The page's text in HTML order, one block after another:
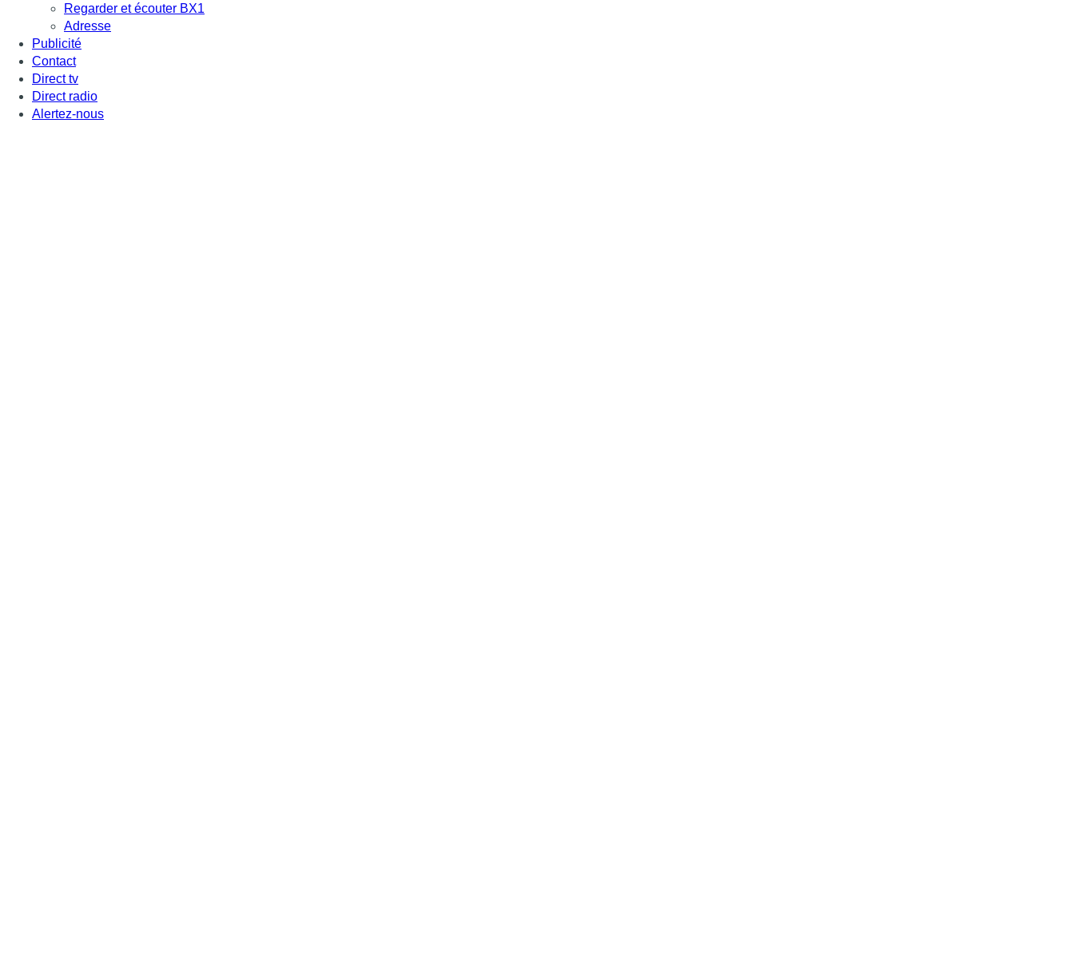
Regarder et écouter BX1
Adresse
Publicité
Contact
Direct tv
Direct radio
Alertez-nous